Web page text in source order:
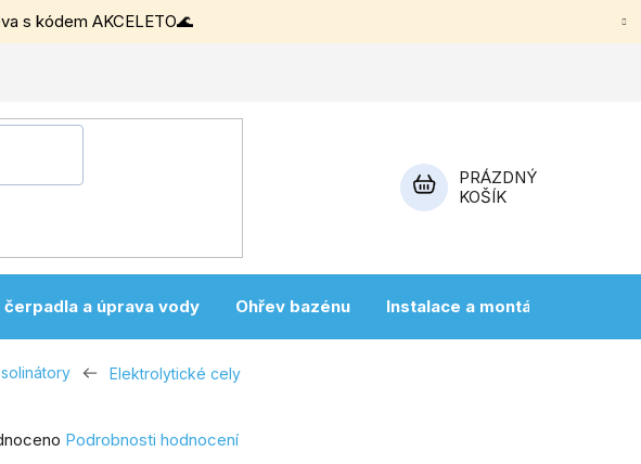
s kódem AKCELETO🌊
NÁKUPNÍ
PRÁZDNÝ
KOŠÍK
a úprava vody Ohřev bazénu Instalace a montáž
Elektrolytické cely
Podrobnosti hodnocení